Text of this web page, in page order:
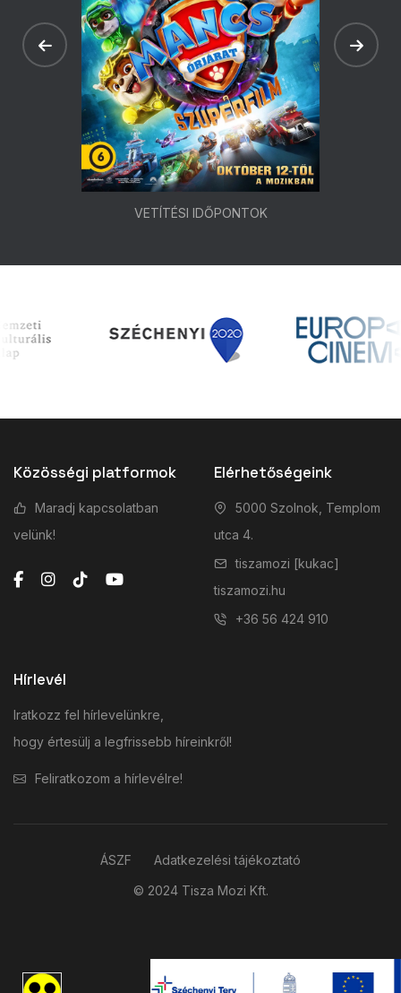
VETÍTÉSI IDŐPONTOK
Közösségi platformok
Maradj kapcsolatban
velünk!
Elérhetőségeink
5000 Szolnok, Templom
utca 4.
tiszamozi [kukac]
tiszamozi.hu
+36 56 424 910
Hírlevél
Iratkozz fel hírlevelünkre,
hogy értesülj a legfrissebb híreinkről!
Feliratkozom a hírlevélre!
© 2024 Tisza Mozi Kft.
ÁSZF Adatkezelési tájékoztató